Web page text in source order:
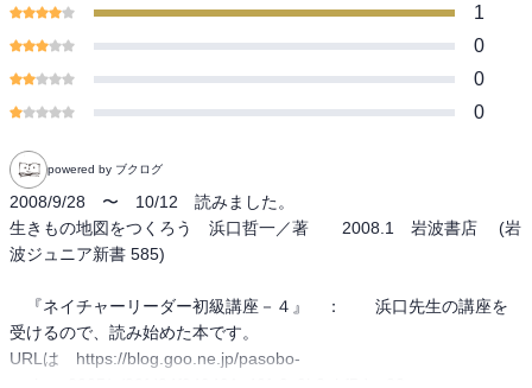
1
0
0
0
powered by ブクログ
2008/9/28　〜　10/12　読みました。
生きもの地図をつくろう　浜口哲一／著　　2008.1　岩波書店　 (岩
波ジュニア新書 585)
『ネイチャーリーダー初級講座－４』　：　　浜口先生の講座を
受けるので、読み始めた本です。
URLは　https://blog.goo.ne.jp/pasobo-